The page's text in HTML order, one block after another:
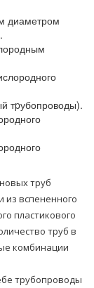
диаметром
тpубопроводы).
труб
из вспененного
пластикового
труб в
комбинации
тpубопроводы